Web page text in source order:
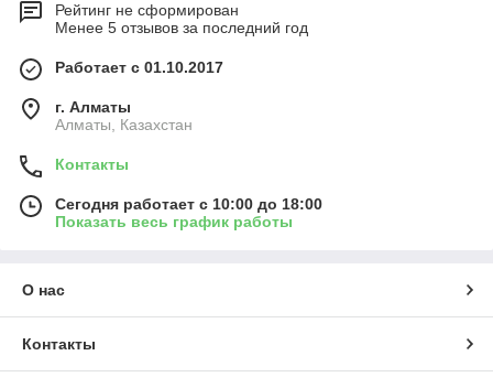
Рейтинг не сформирован
Менее 5 отзывов за последний год
Работает с 01.10.2017
г. Алматы
Алматы, Казахстан
Контакты
Сегодня работает с 10:00 до 18:00
Показать весь график работы
О нас
Контакты